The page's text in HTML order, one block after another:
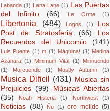
Labanda (1) Lana Lane (1) Las Puertas
del Infinito
(66) Le Orme (1)
Libertonia (484) Logos (1)
Los
Post de Stratosferia
(66)
Los
Recuerdos del Unicornio
(141)
Luis Puente (1) m (1) Máquina! (1) Medina
Azahara (1) Minimum Vital (1)
Minnuendö
(1)
Morcuende (1) Mostly Autumn (1)
Musica Dificil (431) Musica sin
Prejuicios (99)
Músicas Abiertas
(35)
Noah Histeria (1) Northwest (1)
Noticias (88) Ñu (1) oro molido (5)